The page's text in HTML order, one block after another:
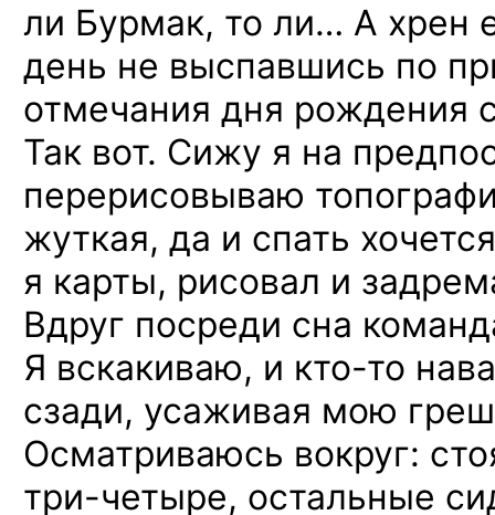
ли Бурмак, то ли… А хрен
день не выспавшись по
отмечания дня рождения
Так вот. Сижу я на
перерисовываю
жуткая, да и спать
я карты, рисовал и
Вдруг посреди сна
Я вскакиваю, и кто-то
сзади, усаживая мою
Осматриваюсь вокруг:
три-четыре, остальные